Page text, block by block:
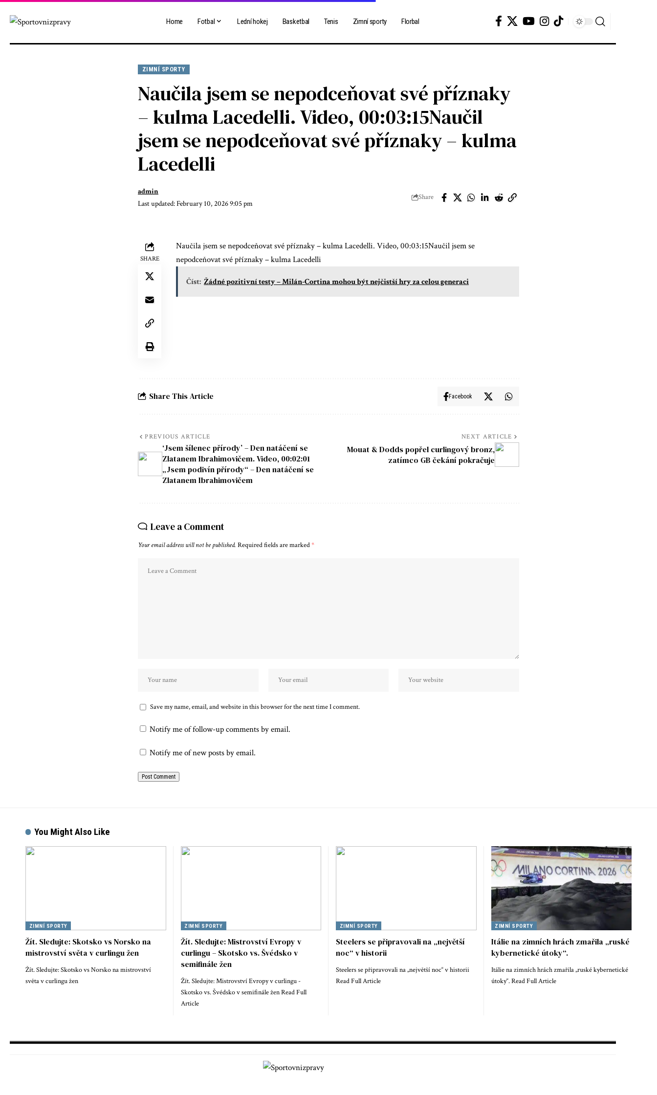
Home Fotbal Lední hokej Basketbal Tenis Zimní sporty Florbal
ZIMNÍ SPORTY
Naučila jsem se nepodceňovat své příznaky
– kulma Lacedelli. Video, 00:03:15Naučil
jsem se nepodceňovat své příznaky – kulma
Lacedelli
Last updated: February 10, 2026 9:05 pm
admin
Share
SHARE
Naučila jsem se nepodceňovat své příznaky – kulma Lacedelli. Video, 00:03:15Naučil jsem se
nepodceňovat své příznaky – kulma Lacedelli
Číst: Žádné pozitivní testy – Milán-Cortina mohou být nejčistší hry za celou generaci
Share This Article Facebook
PREVIOUS ARTICLE
‘Jsem šílenec přírody’ – Den natáčení se
Zlatanem Ibrahimovičem. Video, 00:02:01
„Jsem podivín přírody“ – Den natáčení se
Zlatanem Ibrahimovičem
NEXT ARTICLE
Mouat & Dodds popřel curlingový bronz,
zatímco GB čekání pokračuje
Leave a Comment
Your email address will not be published. Required fields are marked*
Save my name, email, and website in this browser for the next time I comment.
Notify me of follow-up comments by email.
Notify me of new posts by email.
You Might Also Like
ZIMNÍ SPORTY
Žít. Sledujte: Skotsko vs Norsko na
mistrovství světa v curlingu žen
Žít. Sledujte: Skotsko vs Norsko na mistrovství
světa v curlingu žen
ZIMNÍ SPORTY
Žít. Sledujte: Mistrovství Evropy v
curlingu – Skotsko vs. Švédsko v
semifinále žen
Žít. Sledujte: Mistrovství Evropy v curlingu -
Skotsko vs. Švédsko v semifinále žen Read Full
Article
ZIMNÍ SPORTY
Steelers se připravovali na „největší
noc“ v historii
Steelers se připravovali na „největší noc“ v historii
Read Full Article
ZIMNÍ SPORTY
Itálie na zimních hrách zmařila „ruské
kybernetické útoky“.
Itálie na zimních hrách zmařila „ruské kybernetické
útoky“. Read Full Article